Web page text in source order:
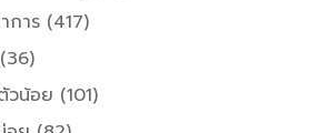
การ(417)
(36)
วน้อย (101)